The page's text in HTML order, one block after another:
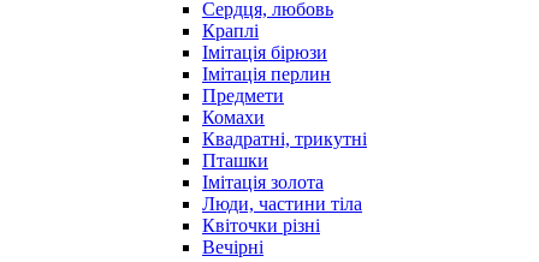
Сердця, любовь
Краплі
Імітація бірюзи
Імітація перлин
Предмети
Комахи
Квадратні, трикутні
Пташки
Імітація золота
Люди, частини тіла
Квіточки різні
Вечірні